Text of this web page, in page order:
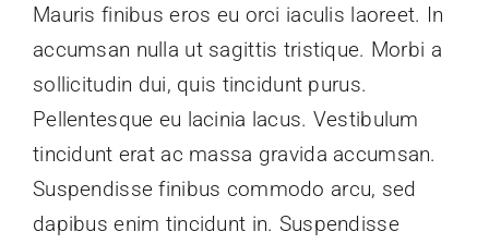
Projektberatung
Kontakt
Mauris finibus eros eu orci iaculis laoreet. In
accumsan nulla ut sagittis tristique. Morbi a
sollicitudin dui, quis tincidunt purus.
Pellentesque eu lacinia lacus. Vestibulum
tincidunt erat ac massa gravida accumsan.
Suspendisse finibus commodo arcu, sed
dapibus enim tincidunt in. Suspendisse